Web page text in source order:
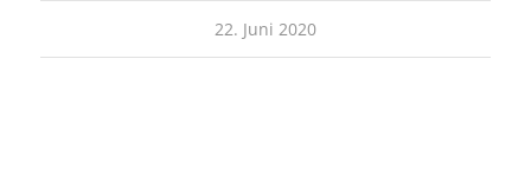
22. Juni 2020